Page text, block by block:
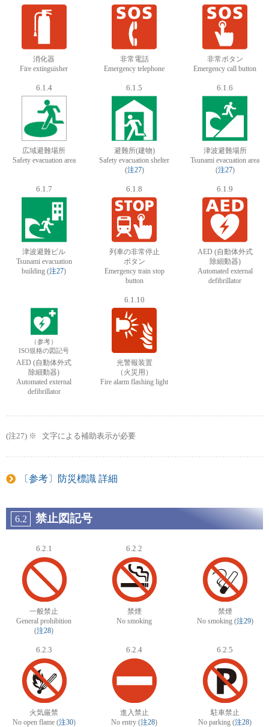
消化器
Fire extinguisher
非常電話
Emergency telephone
非常ボタン
Emergency call button
6.1.4
広域避難場所
Safety evacuation area
6.1.5
避難所(建物)
Safety evacuation shelter
(注27)
6.1.6
津波避難場所
Tsunami evacuation area
(注27)
6.1.7
津波避難ビル
Tsunami evacuation
building (注27)
6.1.8
列車の非常停止
ボタン
Emergency train stop
button
6.1.9
AED (自動体外式
除細動器)
Automated external
defibrillator
（参考）
ISO規格の図記号
AED (自動体外式
除細動器)
Automated external
defibrillator
6.1.10
光警報装置
（火災用）
Fire alarm flashing light
文字による補助表示が必要
〔参考〕防災標識 詳細
6.2 禁止図記号
6.2.1
一般禁止
General prohibition
(注28)
6.2.2
禁煙
No smoking
禁煙
No smoking (注29)
6.2.3
火気厳禁
No open flame (注30)
6.2.4
進入禁止
No entry (注28)
6.2.5
駐車禁止
No parking (注28)